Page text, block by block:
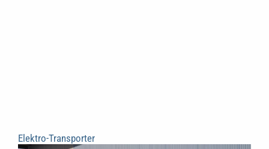
Elektro-Transporter